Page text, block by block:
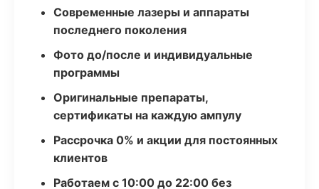
Современные лазеры и аппараты
последнего поколения
Фото до/после и индивидуальные
программы
Оригинальные препараты,
сертификаты на каждую ампулу
Рассрочка 0% и акции для постоянных
клиентов
Работаем с 10:00 до 22:00 без